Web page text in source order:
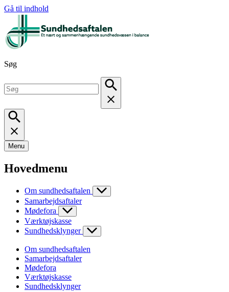
Gå til indhold
Søg
Menu
Hovedmenu
Om sundhedsaftalen
Samarbejdsaftaler
Mødefora
Værktøjskasse
Sundhedsklynger
Om sundhedsaftalen
Samarbejdsaftaler
Mødefora
Værktøjskasse
Sundhedsklynger